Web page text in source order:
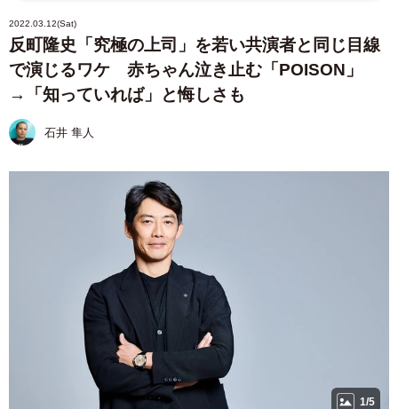
2022.03.12(Sat)
反町隆史「究極の上司」を若い共演者と同じ目線
で演じるワケ 赤ちゃん泣き止む「POISON」
→「知っていれば」と悔しさも
石井 隼人
1/5